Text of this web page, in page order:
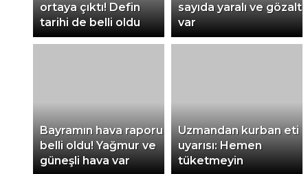
ortaya çıktı! Defin
tarihi de belli oldu
sayıda yaralı ve gözaltı
var
Bayramın hava raporu
belli oldu! Yağmur ve
güneşli hava var
Uzmandan kurban eti
uyarısı: Hemen
tüketmeyin